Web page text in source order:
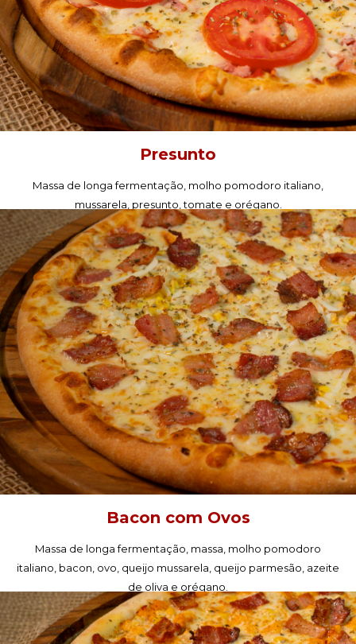
Presunto
Massa de longa fermentação, molho pomodoro italiano,
mussarela, presunto, tomate e orégano.
PEÇA AGORA!
Bacon com Ovos
Massa de longa fermentação, massa, molho pomodoro
italiano, bacon, ovo, queijo mussarela, queijo parmesão, azeite
de oliva e orégano.
PEÇA AGORA!